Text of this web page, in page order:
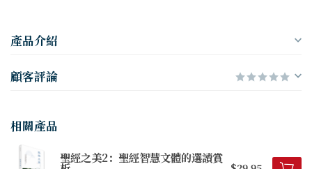
產品介紹
顧客評論
相關產品
聖經之美2：聖經智慧文體的選讀賞